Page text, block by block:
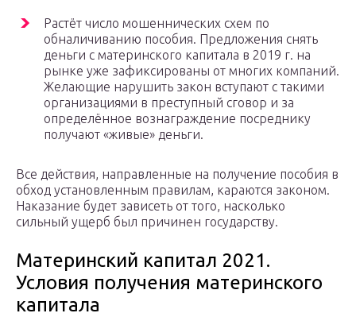
Растёт число мошеннических схем по
обналичиванию пособия. Предложения снять
деньги с материнского капитала в 2019 г. на
рынке уже зафиксированы от многих компаний.
Желающие нарушить закон вступают с такими
организациями в преступный сговор и за
определённое вознаграждение посреднику
получают «живые» деньги.
Все действия, направленные на получение пособия в
обход установленным правилам, караются законом.
Наказание будет зависеть от того, насколько
сильный ущерб был причинен государству.
Материнский капитал 2021.
Условия получения материнского
капитала